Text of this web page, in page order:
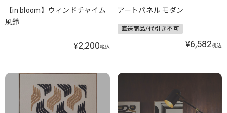
【in bloom】ウィンドチャイム
風鈴
¥2,200税込
アートパネル モダン
直送商品/代引き不可
¥6,582税込